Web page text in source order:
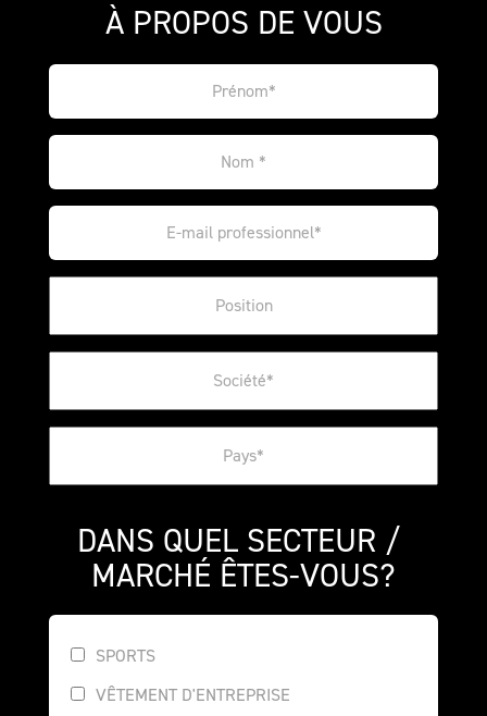
À PROPOS DE VOUS
DANS QUEL SECTEUR /
MARCHÉ ÊTES-VOUS?
SPORTS
VÊTEMENT D'ENTREPRISE